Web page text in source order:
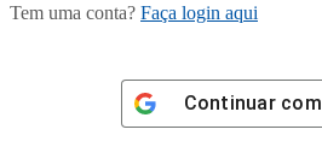
Tem uma conta? Faça login aqui
Continuar com